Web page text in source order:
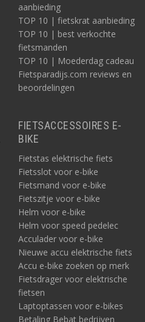
aanbieding
TOP 10 | fietskrat aanbieding
TOP 10 | best verkochte
fietsmanden
TOP 10 | Moederdag cadeau
Fietsparadijs.com reviews en
beoordelingen
FIETSACCESSOIRES E-
BIKE
Fietstas elektrische fiets
Fietsslot voor e-bike
Fietsmand voor e-bike
Fietszitje voor e-bike
Helm voor e-bike
Helm voor speed pedelec
Acculader voor e-bike
Nieuwe accu elektrische fiets
Accu e-bike zoeken op merk
Fietsdrager voor elektrische
fietsen
Laptoptassen voor e-bikes
Betaling Bebat bedrijven